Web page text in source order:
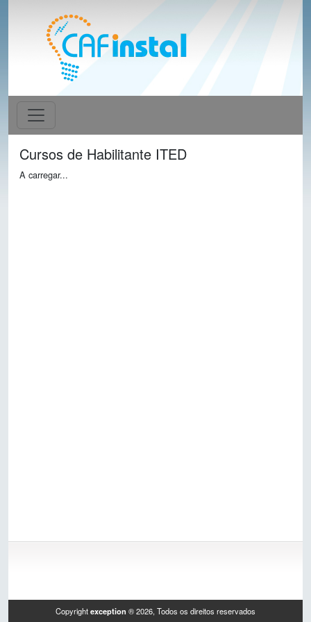
Cursos de Habilitante ITED
A carregar...
Copyrightexception ®2026, Todos os direitos reservados